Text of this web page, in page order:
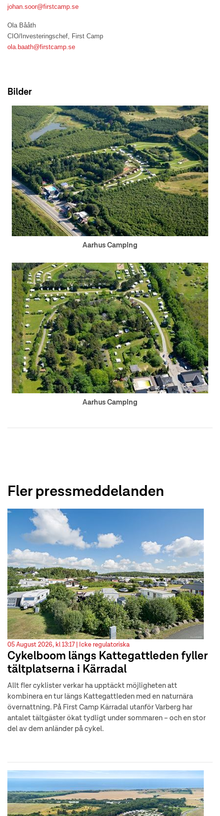
johan.soor@firstcamp.se
Ola Bååth
CIO/Investeringschef, First Camp
ola.baath@firstcamp.se
Bilder
Aarhus Camping
Aarhus Camping
Fler pressmeddelanden
05 August 2026, kl 13:17 | Icke regulatoriska
Cykelboom längs Kattegattleden fyller
tältplatserna i Kärradal
Allt fler cyklister verkar ha upptäckt möjligheten att
kombinera en tur längs Kattegattleden med en naturnära
övernattning. På First Camp Kärradal utanför Varberg har
antalet tältgäster ökat tydligt under sommaren – och en stor
del av dem anländer på cykel.